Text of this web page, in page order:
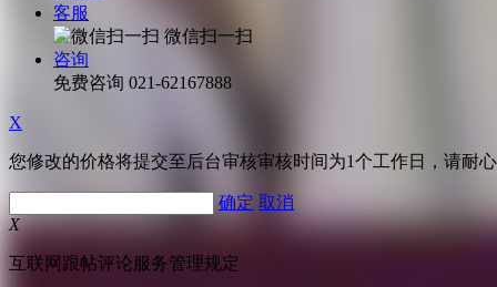
客服
微信扫一扫
咨询
免费咨询 021-62167888
X
您修改的价格将提交至后台审核审核时间为1个工作日，请耐
确定 取消
X
互联网跟帖评论服务管理规定